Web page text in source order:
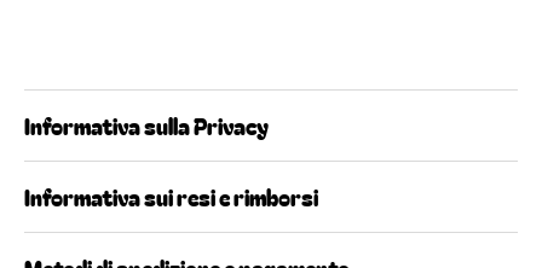
Informativa sulla Privacy
Informativa sui resi e rimborsi